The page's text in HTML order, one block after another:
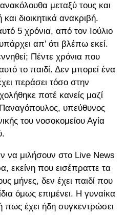
μεταξύ τους και
διοικητικά ανακριβή.
5 χρόνια, από τον Ιούλιο
απ’ ότι βλέπω εκεί.
Πέντε χρόνια που
το παιδί. Δεν μπορεί ένα
περάσει τόσο στην
ποτέ κανείς μαζί
υπεύθυνος
του νοσοκομείου Αγία
να μιλήσουν στο Live News
εκείνη που εισέπραττε τα
μήνες, δεν έχει παιδί που
όμως επιμένει. Η γυναίκα
έχει ήδη συγκεντρώσει